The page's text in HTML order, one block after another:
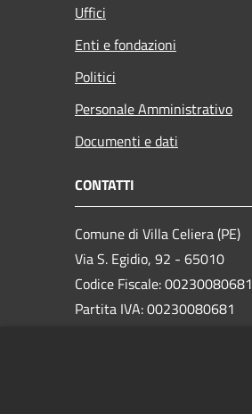
Uffici
Enti e fondazioni
Politici
Personale Amministrativo
Documenti e dati
CONTATTI
Comune di Villa Celiera (PE)
Via S. Egidio, 92 - 65010
Codice Fiscale: 00230080681
Partita IVA: 00230080681